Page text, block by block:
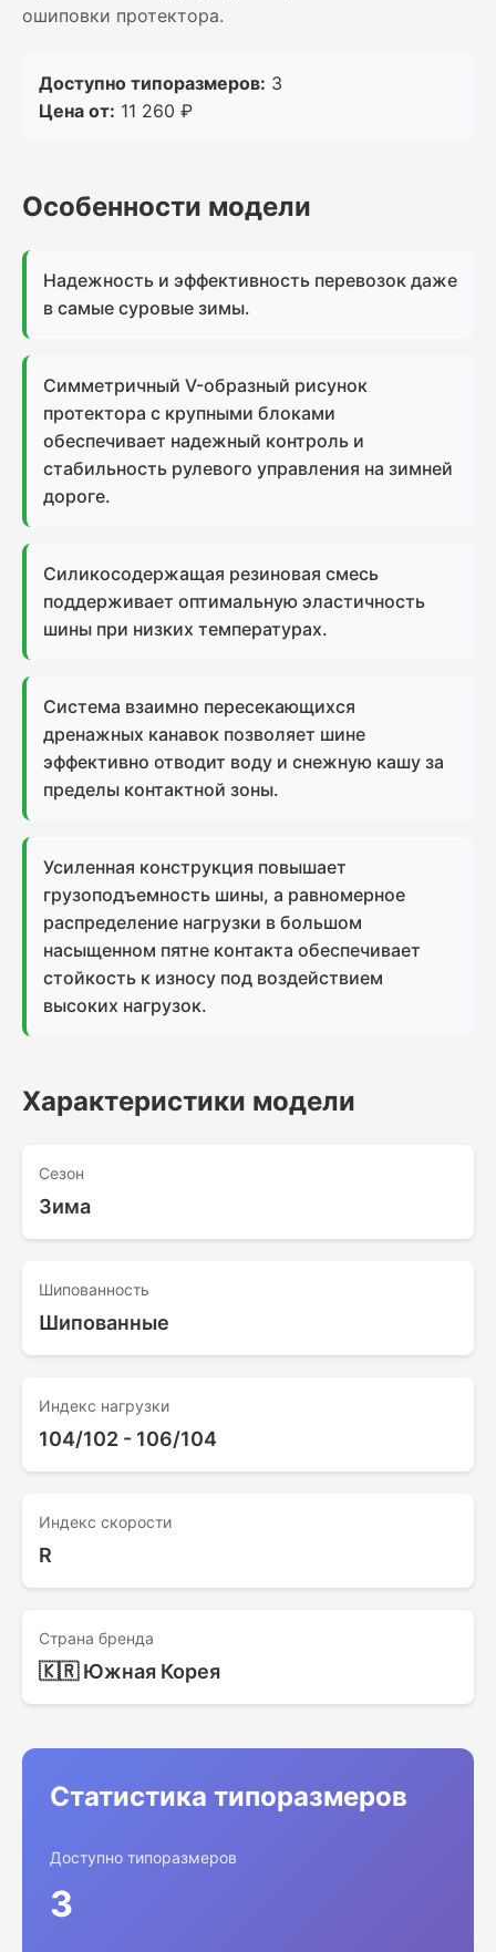
ошиповки протектора.
Доступно типоразмеров: 3
Цена от: 11 260 ₽
Особенности модели
Надежность и эффективность перевозок даже
в самые суровые зимы.
Симметричный V-образный рисунок
протектора с крупными блоками
обеспечивает надежный контроль и
стабильность рулевого управления на зимней
дороге.
Силикосодержащая резиновая смесь
поддерживает оптимальную эластичность
шины при низких температурах.
Система взаимно пересекающихся
дренажных канавок позволяет шине
эффективно отводит воду и снежную кашу за
пределы контактной зоны.
Усиленная конструкция повышает
грузоподъемность шины, а равномерное
распределение нагрузки в большом
насыщенном пятне контакта обеспечивает
стойкость к износу под воздействием
высоких нагрузок.
Характеристики модели
Сезон
Зима
Шипованность
Шипованные
Индекс нагрузки
104/102 - 106/104
Индекс скорости
R
Страна бренда
🇰🇷 Южная Корея
Статистика типоразмеров
Доступно типоразмеров
3